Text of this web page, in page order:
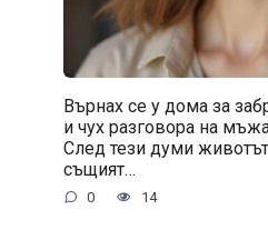
Върнах се у дома за
и чух разговора на
След тези думи
същият…
0 14